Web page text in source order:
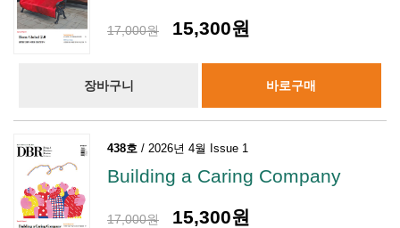
17,000원 15,300원
장바구니 바로구매
438호 / 2026년 4월 Issue 1
Building a Caring Company
17,000원 15,300원